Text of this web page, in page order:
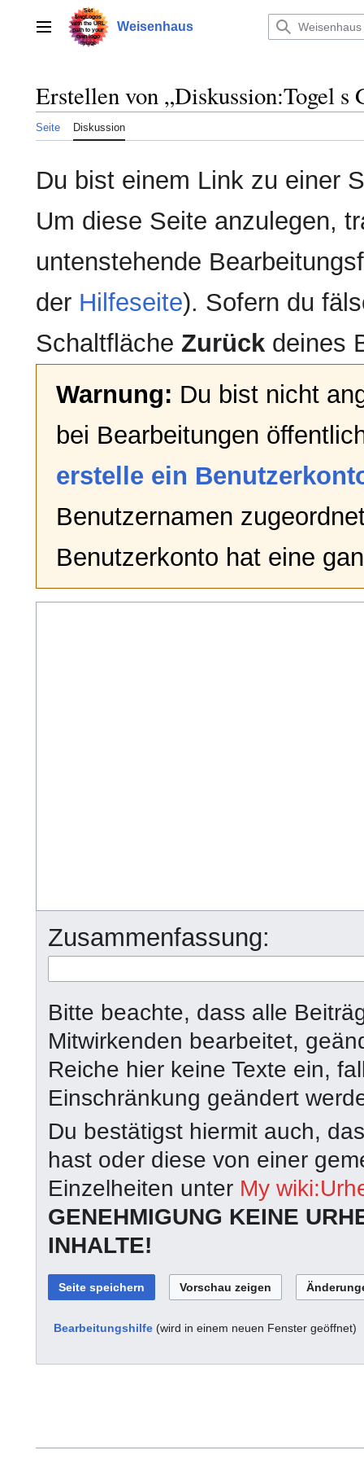
springenHauptmenü Weisenhaus
Erstellen von „Diskussion:Togel s
Seite Diskussion
Du bist einem Link zu einer
Um diese Seite anzulegen,
untenstehende
der Hilfeseite). Sofern du
Schaltfläche Zurück deines
Warnung: Du bist nicht
bei Bearbeitungen
erstelle ein
Benutzernamen
Benutzerkonto hat eine
Zusammenfassung:
Bitte beachte, dass alle
Mitwirkenden bearbeitet,
Reiche hier keine Texte ein,
Einschränkung geändert
Du bestätigst hiermit auch,
hast oder diese von einer
Einzelheiten unter My
GENEHMIGUNG KEINE
INHALTE!
Bearbeitungshilfe (wird in einem neuen Fenster geöffnet)